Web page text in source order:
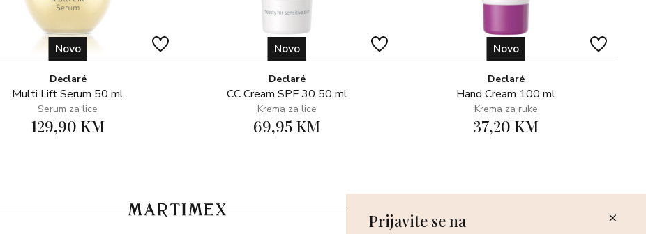
Novo
Declaré
Multi Lift Serum 50 ml
Serum za lice
129,90 KM
Novo
Declaré
CC Cream SPF 30 50 ml
Krema za lice
69,95 KM
Novo
Declaré
Hand Cream 100 ml
Krema za ruke
37,20 KM
Poslovnice
Prijavite se na